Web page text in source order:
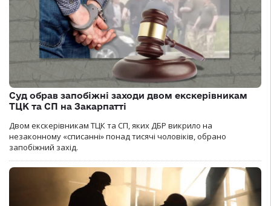
Суд обрав запобіжні заходи двом екскерівникам
ТЦК та СП на Закарпатті
Двом екскерівникам ТЦК та СП, яких ДБР викрило на
незаконному «списанні» понад тисячі чоловіків, обрано
запобіжний захід.